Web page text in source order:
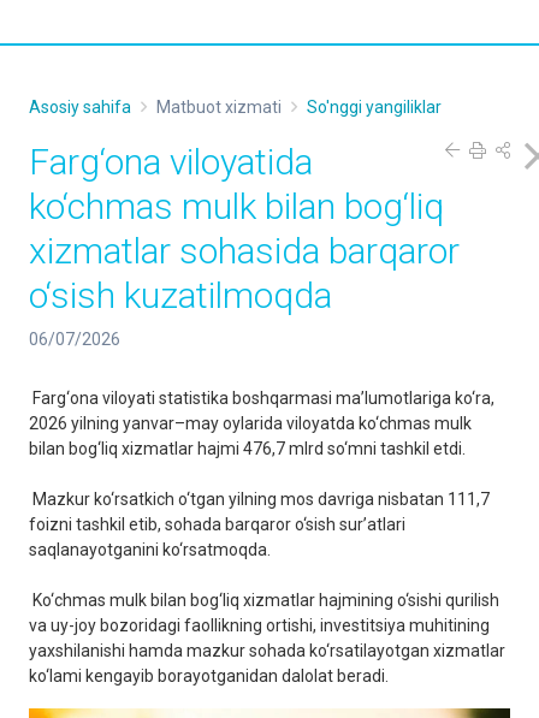
Asosiy sahifa Matbuot xizmati So'nggi yangiliklar
Farg‘ona viloyatida
ko‘chmas mulk bilan bog‘liq
xizmatlar sohasida barqaror
o‘sish kuzatilmoqda
06/07/2026
Farg‘ona viloyati statistika boshqarmasi ma’lumotlariga ko‘ra,
2026 yilning yanvar–may oylarida viloyatda ko‘chmas mulk
bilan bog‘liq xizmatlar hajmi 476,7 mlrd so‘mni tashkil etdi.
Mazkur ko‘rsatkich o‘tgan yilning mos davriga nisbatan 111,7
foizni tashkil etib, sohada barqaror o‘sish sur’atlari
saqlanayotganini ko‘rsatmoqda.
Ko‘chmas mulk bilan bog‘liq xizmatlar hajmining o‘sishi qurilish
va uy-joy bozoridagi faollikning ortishi, investitsiya muhitining
yaxshilanishi hamda mazkur sohada ko‘rsatilayotgan xizmatlar
ko‘lami kengayib borayotganidan dalolat beradi.